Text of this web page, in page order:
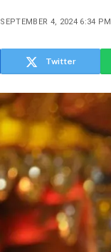
SEPTEMBER 4, 2024 6:34 PM
Twitter